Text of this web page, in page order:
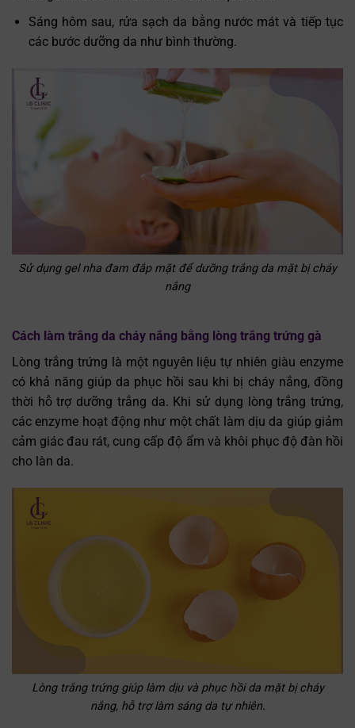
Sáng hôm sau, rửa sạch da bằng nước mát và tiếp tục
các bước dưỡng da như bình thường.
Sử dụng gel nha đam đắp mặt để dưỡng trắng da mặt bị cháy
nắng
Cách làm trắng da cháy nắng bằng lòng trắng trứng gà
Lòng trắng trứng là một nguyên liệu tự nhiên giàu enzyme
có khả năng giúp da phục hồi sau khi bị cháy nắng, đồng
thời hỗ trợ dưỡng trắng da. Khi sử dụng lòng trắng trứng,
các enzyme hoạt động như một chất làm dịu da giúp giảm
cảm giác đau rát, cung cấp độ ẩm và khôi phục độ đàn hồi
cho làn da.
Lòng trắng trứng giúp làm dịu và phục hồi da mặt bị cháy
nắng, hỗ trợ làm sáng da tự nhiên.